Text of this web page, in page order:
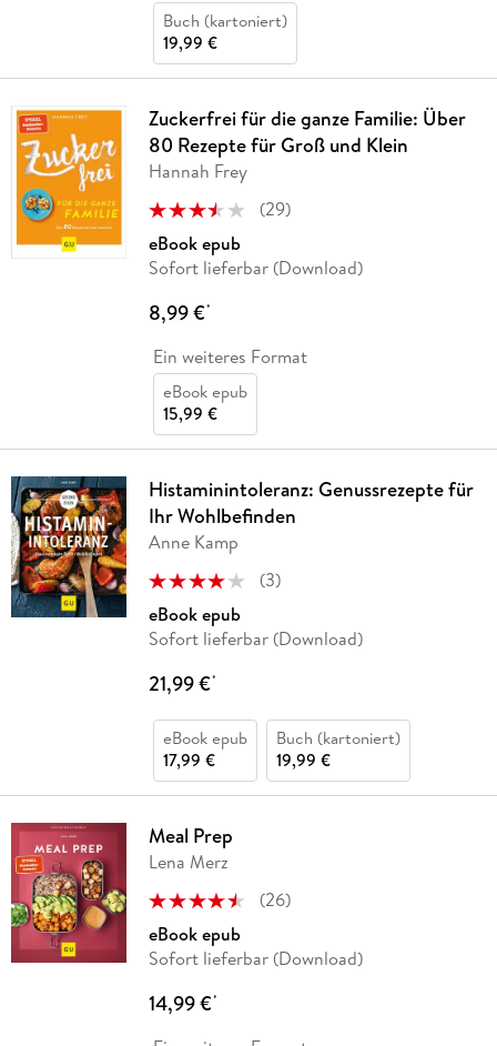
Buch (kartoniert)
19,99 €
Zuckerfrei für die ganze Familie: Über
80 Rezepte für Groß und Klein
Hannah Frey
(29)
eBook epub
Sofort lieferbar (Download)
8,99 €*
Ein weiteres Format
eBook epub
15,99 €
Histaminintoleranz: Genussrezepte für
Ihr Wohlbefinden
Anne Kamp
(3)
eBook epub
Sofort lieferbar (Download)
21,99 €*
eBook epub
17,99 €
Buch (kartoniert)
19,99 €
Meal Prep
Lena Merz
(26)
eBook epub
Sofort lieferbar (Download)
14,99 €*